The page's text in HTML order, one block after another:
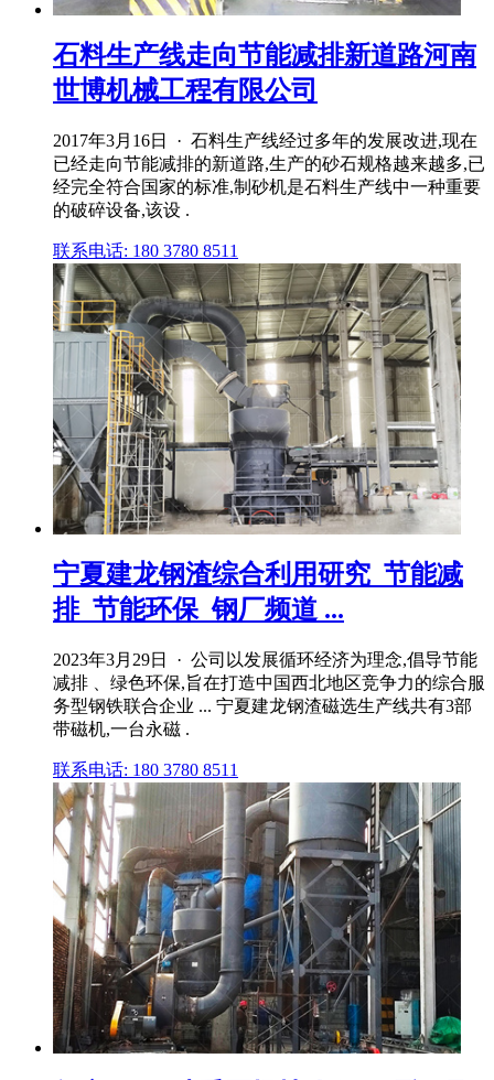
石料生产线走向节能减排新道路河南
世博机械工程有限公司
2017年3月16日 · 石料生产线经过多年的发展改进,现在
已经走向节能减排的新道路,生产的砂石规格越来越多,已
经完全符合国家的标准,制砂机是石料生产线中一种重要
的破碎设备,该设 .
联系电话: 180 3780 8511
宁夏建龙钢渣综合利用研究_节能减
排_节能环保_钢厂频道 ...
2023年3月29日 · 公司以发展循环经济为理念,倡导节能
减排 、绿色环保,旨在打造中国西北地区竞争力的综合服
务型钢铁联合企业 ... 宁夏建龙钢渣磁选生产线共有3部
带磁机,一台永磁 .
联系电话: 180 3780 8511